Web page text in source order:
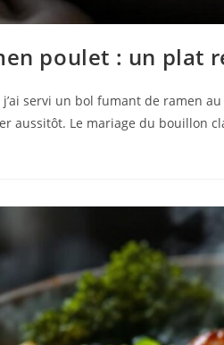
poulet : un plat
servi un bol fumant de ramen
aussitôt. Le mariage du bouillon